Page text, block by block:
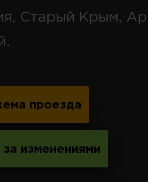
Старый Крым,
проезда
за изменениями